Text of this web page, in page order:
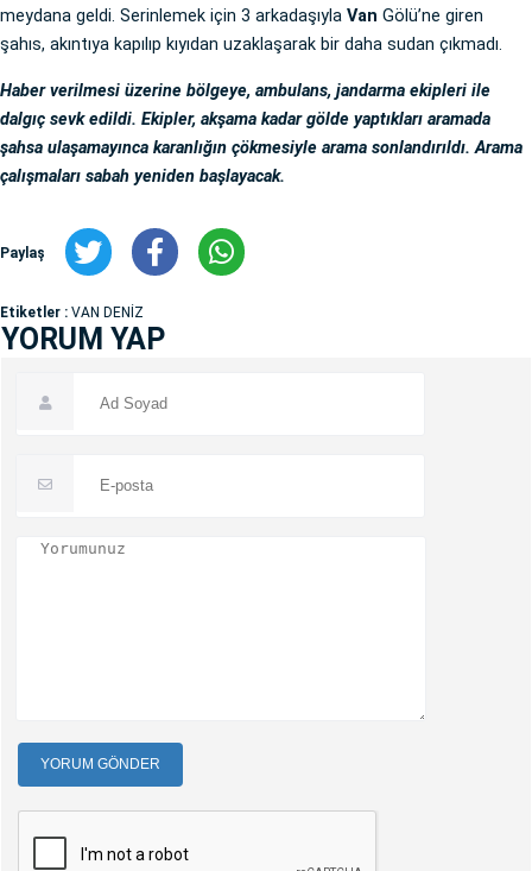
meydana geldi. Serinlemek için 3 arkadaşıyla Van Gölü’ne giren
şahıs, akıntıya kapılıp kıyıdan uzaklaşarak bir daha sudan çıkmadı.
Haber verilmesi üzerine bölgeye, ambulans, jandarma ekipleri ile
dalgıç sevk edildi. Ekipler, akşama kadar gölde yaptıkları aramada
şahsa ulaşamayınca karanlığın çökmesiyle arama sonlandırıldı. Arama
çalışmaları sabah yeniden başlayacak.
Paylaş
Etiketler : VAN DENİZ
YORUM YAP
YORUM GÖNDER